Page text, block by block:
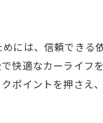
には、信頼でき
快適なカーライ
ポイントを押さえ